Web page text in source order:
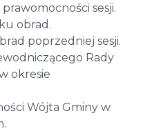
sesji.
obrad.
poprzedniej sesji.
Rady
okresie
Wójta Gminy w